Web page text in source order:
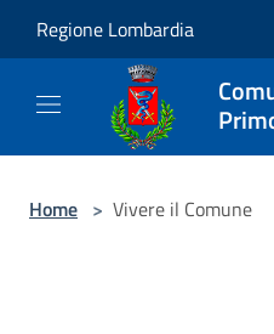
Regione Lombardia
Home > Vivere il Comune